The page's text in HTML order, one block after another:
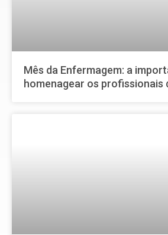
Mês da Enfermagem: a
homenagear os profissionais